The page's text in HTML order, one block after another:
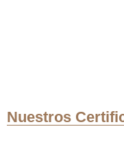
Nuestros